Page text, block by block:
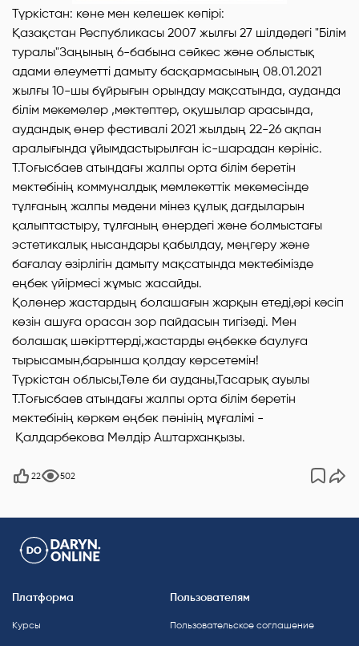
Түркістан: көне мен келешек көпірі:
Қазақстан Республикасы 2007 жылғы 27 шілдедегі "Білім
туралы"Заңының 6-бабына сәйкес және облыстық
адами әлеуметті дамыту басқармасының 08.01.2021
жылғы 10-шы бұйрығын орындау мақсатында, ауданда
білім мекемелер ,мектептер, оқушылар арасында,
аудандық өнер фестивалі 2021 жылдың 22-26 ақпан
аралығында ұйымдастырылған іс-шарадан көрініс.
Т.Тоғысбаев атындағы жалпы орта білім беретін
мектебінің коммуналдық мемлекеттік мекемесінде
тұлғаның жалпы мәдени мінез құлық дағдыларын
қалыптастыру, тұлғаның өнердегі және болмыстағы
эстетикалық нысандары қабылдау, меңгеру және
бағалау әзірлігін дамыту мақсатында мектебімізде
еңбек үйірмесі жұмыс жасайды.
Қолөнер жастардың болашағын жарқын етеді,әрі кәсіп
көзін ашуға орасан зор пайдасын тигізеді. Мен
болашақ шәкірттерді,жастарды еңбекке баулуға
тырысамын,барынша қолдау көрсетемін!
Түркістан облысы,Төле би ауданы,Тасарық ауылы
Т.Тоғысбаев атындағы жалпы орта білім беретін
мектебінің көркем еңбек пәнінің мұғалімі -
Қалдарбекова Мөлдір Аштарханқызы.
22 502
Платформа
Курсы
Пользователям
Пользовательское соглашение